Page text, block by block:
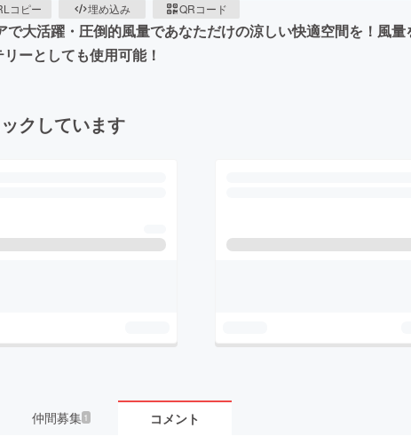
コピー 埋め込み QRコード
で大活躍・圧倒的風量であなただけの涼しい快適空間を！風
ーとしても使用可能！
クしています
仲間募集 1 コメント